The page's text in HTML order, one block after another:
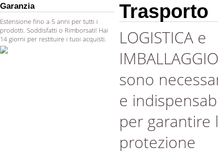
Garanzia
Estensione fino a 5 anni per tutti i
prodotti. Soddisfatti o Rimborsati! Hai
14 giorni per restituire i tuoi acquisti.
Trasporto
LOGISTICA e
IMBALLAGGIO
sono
e
per garantire
protezione